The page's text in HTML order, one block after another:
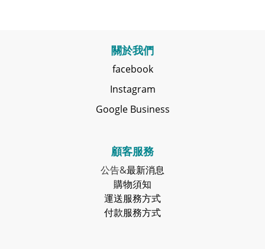
關於我們
facebook
Instagram
Google Business
顧客服務
公告&最新消息
購物須知
運送服務方式
付款服務方式